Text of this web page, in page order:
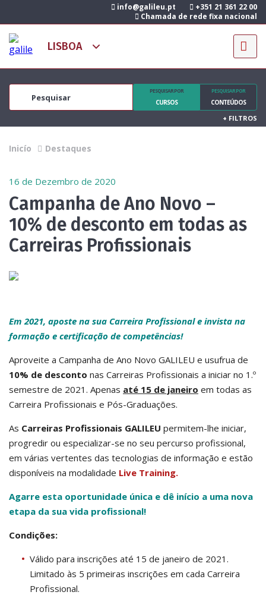
info@galileu.pt
+351 21 361 22 00
Chamada de rede fixa nacional
PESQUISAR POR
CURSOS
PESQUISAR POR
CONTEÚDOS
+ FILTROS
Inicío Destaques
16 de Dezembro de 2020
Campanha de Ano Novo –
10% de desconto em todas as
Carreiras Profissionais
Em 2021, aposte na sua Carreira Profissional e invista na
formação e certificação de competências!
Aproveite a Campanha de Ano Novo GALILEU e usufrua de
10% de desconto nas Carreiras Profissionais a iniciar no 1.º
semestre de 2021. Apenas até 15 de janeiro em todas as
Carreira Profissionais e Pós-Graduações.
As Carreiras Profissionais GALILEU permitem-lhe iniciar,
progredir ou especializar-se no seu percurso profissional,
em várias vertentes das tecnologias de informação e estão
disponíveis na modalidade Live Training.
Agarre esta oportunidade única e dê início a uma nova
etapa da sua vida profissional!
Condições:
Válido para inscrições até 15 de janeiro de 2021.
Limitado às 5 primeiras inscrições em cada Carreira
Profissional.